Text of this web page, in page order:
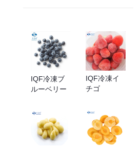
IQF冷凍ブ
ルーベリー
IQF冷凍イ
チゴ